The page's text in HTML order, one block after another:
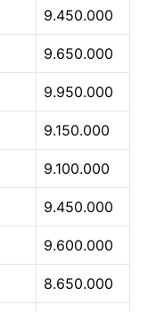
9.450.000
9.650.000
9.950.000
9.150.000
9.100.000
9.450.000
9.600.000
8.650.000